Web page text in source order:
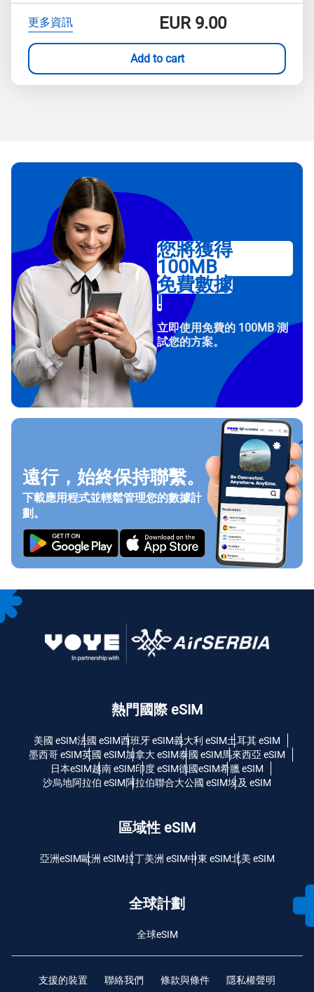
更多資訊 EUR9.00
Add to cart
您將獲得
100MB
免費數據
!
立即使用免費的 100MB 測
試您的方案。
遠行，始終保持聯繫。
下載應用程式並輕鬆管理您的數據計
劃。
熱門國際 eSIM
美國 eSIM法國 eSIM西班牙 eSIM義大利 eSIM土耳其 eSIM
墨西哥 eSIM英國 eSIM加拿大 eSIM泰國 eSIM馬來西亞 eSIM
日本eSIM越南 eSIM印度 eSIM德國eSIM希臘 eSIM
沙烏地阿拉伯 eSIM阿拉伯聯合大公國 eSIM埃及 eSIM
區域性 eSIM
亞洲eSIM歐洲 eSIM拉丁美洲 eSIM中東 eSIM北美 eSIM
全球計劃
全球eSIM
支援的裝置 聯絡我們 條款與條件 隱私權聲明